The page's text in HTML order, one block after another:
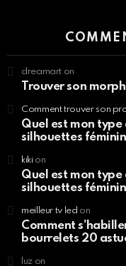
dreamart on
Trouver son
Comment trouver son
Quel est mon type
silhouettes
kikion
Quel est mon type
silhouettes
meilleur tv led on
Comment
bourrelets 20
luzon